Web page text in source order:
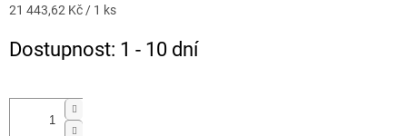
Měrná
21 443,62 Kč / 1 ks
Dostupnost: 1 - 10 dní